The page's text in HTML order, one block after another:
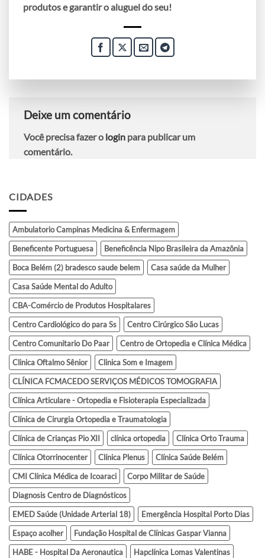
produtos e garantir o aluguel do seu!
Deixe um comentário
Você precisa fazer o login para publicar um
comentário.
CIDADES
Ambulatorio Campinas Medicina & Enfermagem
Beneficente Portuguesa
Beneficência Nipo Brasileira da Amazônia
Boca Belém (2) bradesco saude belem
Casa saúde da Mulher
Casa Saúde Mental do Adulto
CBA-Comércio de Produtos Hospitalares
Centro Cardiológico do para Ss
Centro Cirúrgico São Lucas
Centro Comunitario Do Paar
Centro de Ortopedia e Clínica Médica
Clinica Oftalmo Sênior
Clinica Som e Imagem
CLÍNICA FCMACEDO SERVIÇOS MÉDICOS TOMOGRAFIA
Clínica Articulare - Ortopedia e Fisioterapia Especializada
Clínica de Cirurgia Ortopedia e Traumatologia
Clínica de Crianças Pio XII
clínica ortopedia
Clínica Orto Trauma
Clínica Otorrinocenter
Clínica Plenus
Clínica Saúde Belém
CMI Clínica Médica de Icoaraci
Corpo Militar de Saúde
Diagnosis Centro de Diagnósticos
EMED Saúde (Unidade Arterial 18)
Emergência Hospital Porto Dias
Espaço acolher
Fundação Hospital de Clínicas Gaspar Vianna
HABE - Hospital Da Aeronautica
Hapclínica Lomas Valentinas